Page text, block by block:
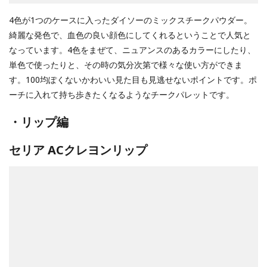
4色が1つのケースに入ったダイソーのミックスチークパウダー。
綺麗な発色で、血色の良い顔色にしてくれるということで人気と
なっています。4色をまぜて、ニュアンスのあるカラーにしたり、
単色で使ったりと、その時の気分次第で様々な使い方ができま
す。100均ぽくないかわいい見た目も見逃せないポイントです。ポ
ーチに入れて持ち歩きたくなるようなチークパレットです。
・リップ編
セリア ACクレヨンリップ